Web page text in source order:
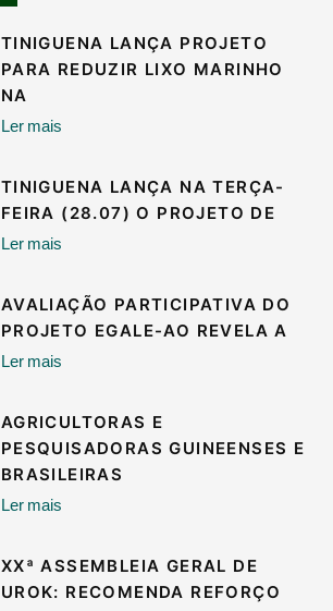
TINIGUENA LANÇA PROJETO
PARA REDUZIR LIXO MARINHO
NA
Ler mais
TINIGUENA LANÇA NA TERÇA-
FEIRA (28.07) O PROJETO DE
Ler mais
AVALIAÇÃO PARTICIPATIVA DO
PROJETO EGALE-AO REVELA A
Ler mais
AGRICULTORAS E
PESQUISADORAS GUINEENSES E
BRASILEIRAS
Ler mais
XXª ASSEMBLEIA GERAL DE
UROK: RECOMENDA REFORÇO